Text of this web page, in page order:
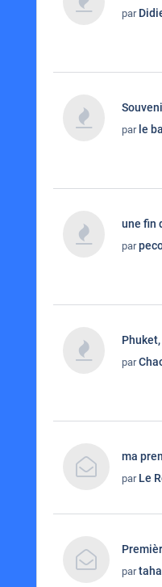
par
par le
une fin
par
par
ma
par Le
par